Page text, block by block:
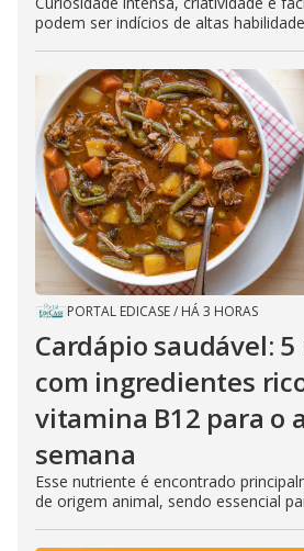
podem ser indícios de altas
PORTAL EDICASE/ HÁ 3 HORAS
Cardápio saudável:
com ingredientes
vitamina B12 para o
semana
Esse nutriente é encontrado
de origem animal, sendo essencial